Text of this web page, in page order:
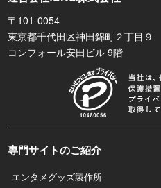
〒101-0054
東京都千代田区神田錦町２丁目９
コンフォール安田ビル 9階
専門サイトのご紹介
エンタメグッズ製作所